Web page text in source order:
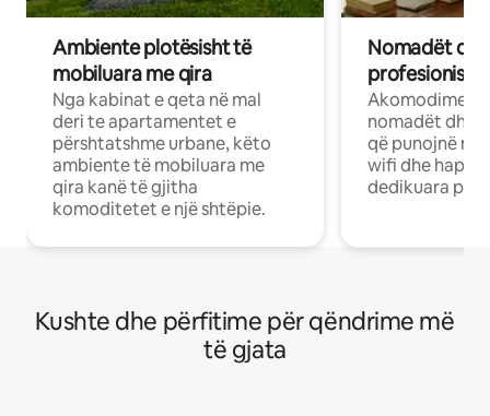
Ambiente plotësisht të
mobiluara me qira
Nga kabinat e qeta në mal
deri te apartamentet e
përshtatshme urbane, këto
ambiente të mobiluara me
qira kanë të gjitha
komoditetet e një shtëpie.
Nomadët
Akomodime
nomadët dhe
që punojnë në
wifi dhe
dedikuara
Kushte dhe përfitime për qëndrime më
të gjata